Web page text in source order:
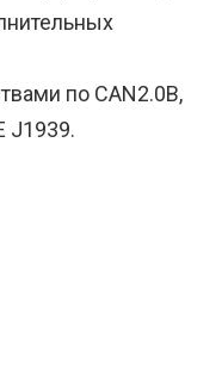
по CAN2.0B,
J1939.